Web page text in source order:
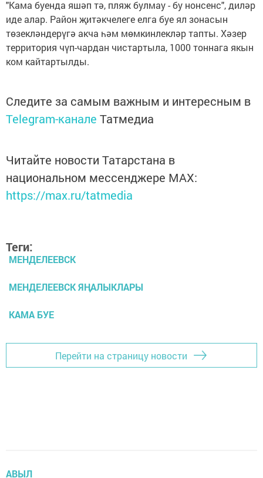
"Кама буенда яшәп тә, пляж булмау - бу нонсенс", диләр
иде алар. Район җитәкчелеге елга буе ял зонасын
төзекләндерүгә акча һәм мөмкинлекләр тапты. Хәзер
территория чүп-чардан чистартыла, 1000 тоннага якын
ком кайтартылды.
Следите за самым важным и интересным в
Telegram-канале Татмедиа
Читайте новости Татарстана в
национальном мессенджере MАХ:
https://max.ru/tatmedia
Теги:
МЕНДЕЛЕЕВСК
МЕНДЕЛЕЕВСК ЯҢАЛЫКЛАРЫ
КАМА БУЕ
Перейти на страницу новости
АВЫЛ